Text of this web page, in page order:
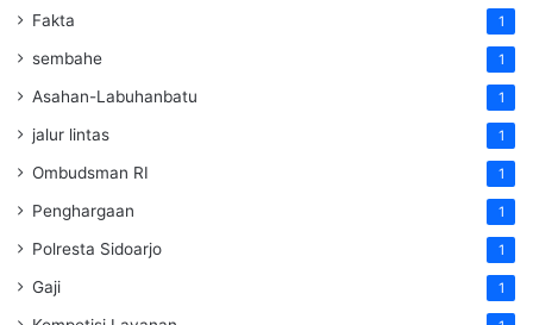
Fakta 1
sembahe 1
Asahan-Labuhanbatu 1
jalur lintas 1
Ombudsman RI 1
Penghargaan 1
Polresta Sidoarjo 1
Gaji 1